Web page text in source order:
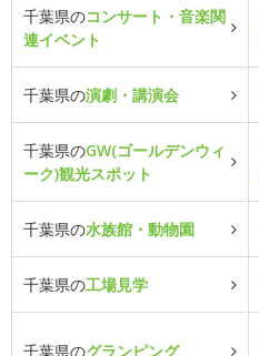
千葉県のコンサート・音楽関
連イベント
千葉県の演劇・講演会
千葉県のGW(ゴールデンウィ
ーク)観光スポット
千葉県の水族館・動物園
千葉県の工場見学
千葉県のグランピング